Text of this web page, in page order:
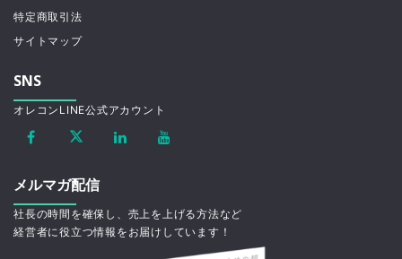
特定商取引法
サイトマップ
SNS
オレコンLINE公式アカウント
メルマガ配信
社長の時間を確保し、売上を上げる方法など
経営者に役立つ情報をお届けしています！